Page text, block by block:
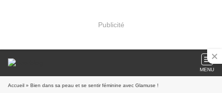
Publicité
MENU
Accueil » Bien dans sa peau et se sentir féminine avec Glamuse !